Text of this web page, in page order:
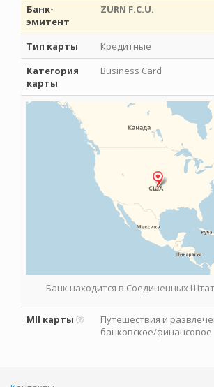
Банк-
эмитент
ZURN F.C.U.
Тип карты
Кредитные
Категория
карты
Business Card
Банк находится в Соединенных
MII карты
Путешествия и
банковское/финансовое